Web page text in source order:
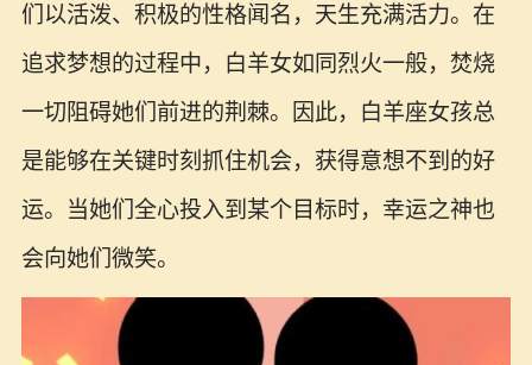
们以活泼、积极的性格闻名，天生充满活力。在
追求梦想的过程中，白羊女如同烈火一般，焚烧
一切阻碍她们前进的荆棘。因此，白羊座女孩总
是能够在关键时刻抓住机会，获得意想不到的好
运。当她们全心投入到某个目标时，幸运之神也
会向她们微笑。